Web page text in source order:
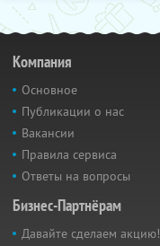
Компания
Основное
Публикации о нас
Вакансии
Правила сервиса
Ответы на вопросы
Бизнес-Партнёрам
Давайте сделаем акцию!